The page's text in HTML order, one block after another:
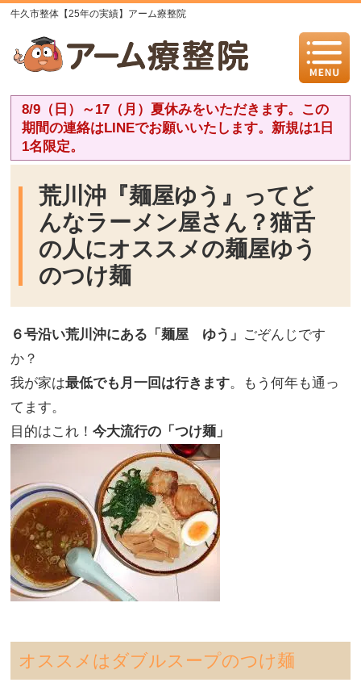
牛久市整体【25年の実績】アーム療整院
8/9（日）～17（月）夏休みをいただきます。この
期間の連絡はLINEでお願いいたします。新規は1日
1名限定。
荒川沖『麺屋ゆう』ってど
んなラーメン屋さん？猫舌
の人にオススメの麺屋ゆう
のつけ麺
６号沿い荒川沖にある「麺屋 ゆう」 ごぞんじです
か？
我が家は最低でも月一回は行きます。もう何年も通っ
てます。
目的はこれ！今大流行の「つけ麺」
オススメはダブルスープのつけ麺